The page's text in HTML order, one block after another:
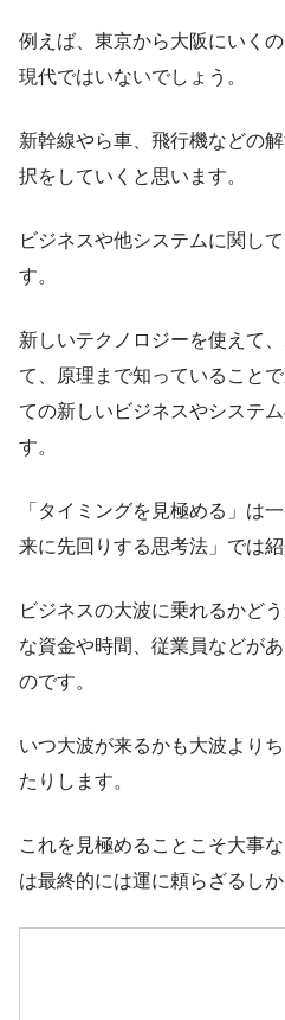
例えば、東京から大阪にいく
現代ではいないでしょう。
新幹線やら車、飛行機などの
択をしていくと思います。
ビジネスや他システムに関し
す。
新しいテクノロジーを使えて
て、原理まで知っていること
ての新しいビジネスやシステ
す。
「タイミングを見極める」は
来に先回りする思考法」では紹
ビジネスの大波に乗れるかど
な資金や時間、従業員などが
のです。
いつ大波が来るかも大波より
たりします。
これを見極めることこそ大事
は最終的には運に頼らざるしか